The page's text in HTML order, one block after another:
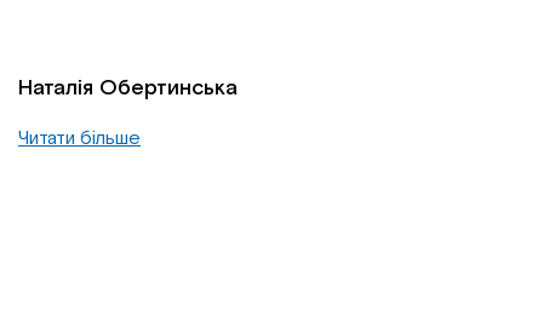
Наталія Обертинська
Читати більше